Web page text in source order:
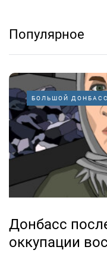
Популярное
БОЛЬШОЙ ДОНБАСС
Донбасс
оккупации